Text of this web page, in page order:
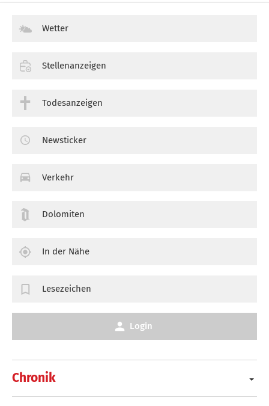
Chronik
Wetter
Stellenanzeigen
Todesanzeigen
Newsticker
Verkehr
Dolomiten
In der Nähe
Lesezeichen
Login